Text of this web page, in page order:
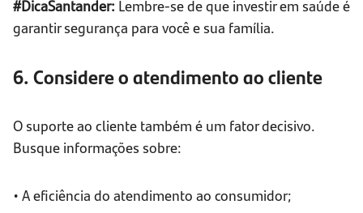
#DicaSantander: Lembre-se de que investir em saúde é
garantir segurança para você e sua família.
6. Considere o atendimento ao cliente
O suporte ao cliente também é um fator decisivo.
Busque informações sobre:
• A eficiência do atendimento ao consumidor;